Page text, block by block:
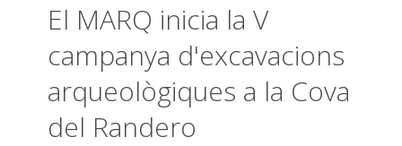
El MARQ inicia la V
campanya d'excavacions
arqueològiques a la Cova
del Randero